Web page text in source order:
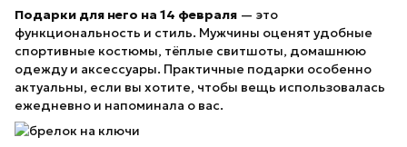
Подарки для него на 14 февраля — это
функциональность и стиль. Мужчины оценят удобные
спортивные костюмы, тёплые свитшоты, домашнюю
одежду и аксессуары. Практичные подарки особенно
актуальны, если вы хотите, чтобы вещь использовалась
ежедневно и напоминала о вас.